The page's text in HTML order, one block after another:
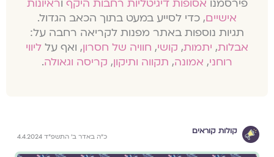
פירסמנו אסופות דיגיטליות רחבות היקףוראיונות
אישיים, כדי לסייע במעט בתוך הכאב הגדול.
תגיות נוספות באתר מפנות לקריאה רחבה על:
אבלות, יתמות, קושי, חוויה של חסרון, ואף על ליווי
רוחני, אמונה, תקווה ותיקון, קריסה וגאולה.
קולות קוראים
כ״ה באדר ב׳ התשפ״ד 4.4.2024